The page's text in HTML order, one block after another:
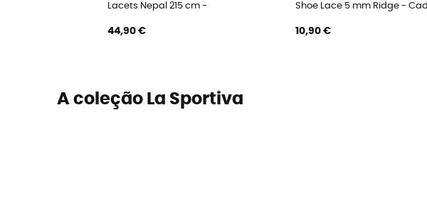
Lacets Nepal 215 cm -
44,90 €
Shoe Lace 5 mm Ridge -
10,90 €
A coleção La Sportiva